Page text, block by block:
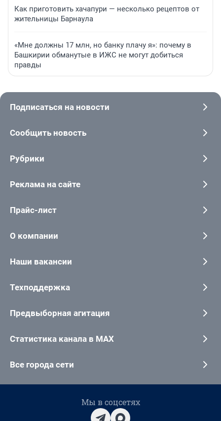
Как приготовить хачапури — несколько рецептов от
жительницы Барнаула
«Мне должны 17 млн, но банку плачу я»: почему в
Башкирии обманутые в ИЖС не могут добиться
правды
Подписаться на новости
Сообщить новость
Рубрики
Реклама на сайте
Прайс-лист
О компании
Наши вакансии
Техподдержка
Предвыборная агитация
Статистика канала в MAX
Все города сети
Мы в соцсетях